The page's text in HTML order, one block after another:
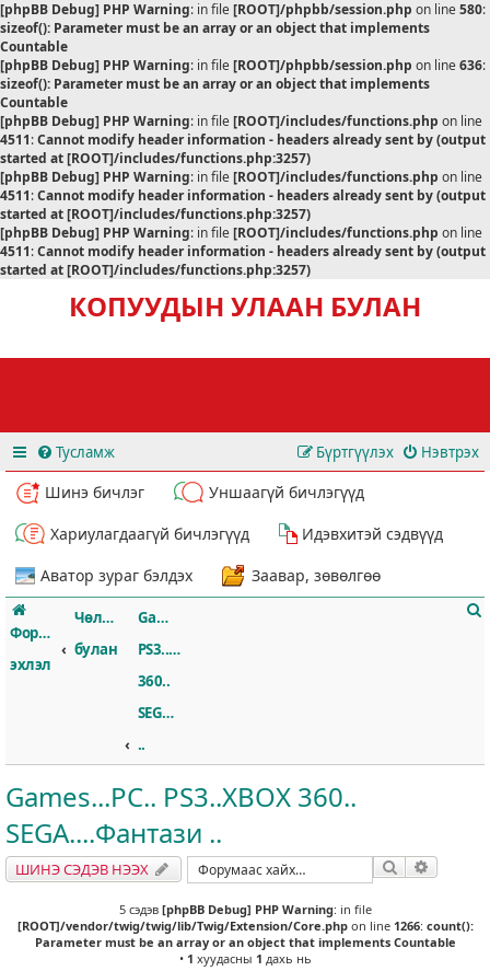
[phpBB Debug] PHP Warning: in file[ROOT]/phpbb/session.php on line580:
sizeof(): Parameter must be an array or an object that implements
Countable
[phpBB Debug] PHP Warning: in file[ROOT]/phpbb/session.php on line636:
sizeof(): Parameter must be an array or an object that implements
Countable
[phpBB Debug] PHP Warning: in file[ROOT]/includes/functions.php on line
4511:Cannot modify header information - headers already sent by (output
started at [ROOT]/includes/functions.php:3257)
[phpBB Debug] PHP Warning: in file[ROOT]/includes/functions.php on line
4511:Cannot modify header information - headers already sent by (output
started at [ROOT]/includes/functions.php:3257)
[phpBB Debug] PHP Warning: in file[ROOT]/includes/functions.php on line
4511:Cannot modify header information - headers already sent by (output
started at [ROOT]/includes/functions.php:3257)
КОПУУДЫН УЛААН БУЛАН
Тусламж Нэвтрэх
Бүртгүүлэх
Шинэ бичлэг
Уншаагүй бичлэгүүд
Хариулагдаагүй бичлэгүүд
Идэвхитэй сэдвүүд
Аватор зураг бэлдэх
Заавар, зөвөлгөө
Форумын
эхлэл
Чөлөөт
булан
Games...PC..
PS3..XBOX
360..
SEGA....Фантази
..
Games...PC.. PS3..XBOX 360..
SEGA....Фантази ..
ШИНЭ СЭДЭВ НЭЭХ Хайлт
5 сэдэв [phpBB Debug] PHP Warning: in file
[ROOT]/vendor/twig/twig/lib/Twig/Extension/Core.phpon line 1266: count():
Parameter must be an array or an object that implements Countable
• 1 хуудасны 1 дахь нь